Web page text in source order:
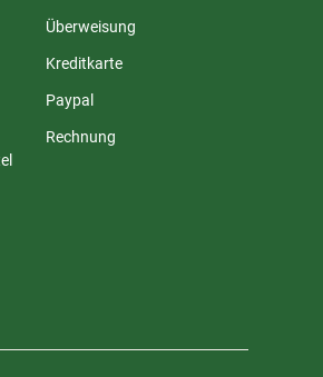
Überweisung
Kreditkarte
Paypal
Rechnung